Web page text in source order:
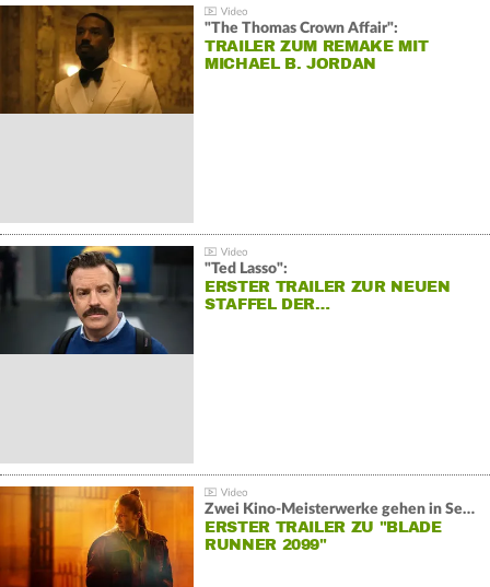
"The Thomas Crown Affair":
TRAILER ZUM REMAKE MIT
MICHAEL B. JORDAN
"Ted Lasso":
ERSTER TRAILER ZUR NEUEN
STAFFEL DER…
Zwei Kino-Meisterwerke gehen in Serie:
ERSTER TRAILER ZU "BLADE
RUNNER 2099"